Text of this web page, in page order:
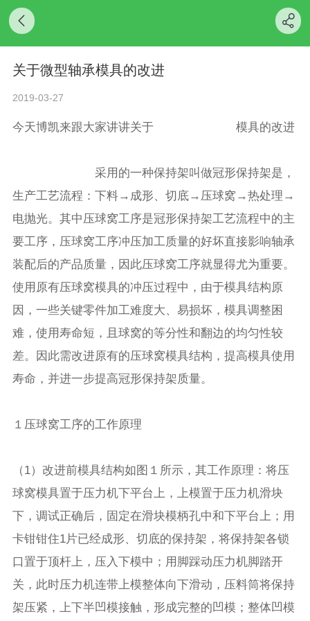
关于微型轴承模具的改进
2019-03-27
今天博凯来跟大家讲讲关于 不锈钢微型轴承模具的改进
采用的一种保持架叫做冠形保持架是，
生产工艺流程：下料→成形、切底→压球窝→热处理→
电抛光。其中压球窝工序是冠形保持架工艺流程中的主
要工序，压球窝工序冲压加工质量的好坏直接影响轴承
装配后的产品质量，因此压球窝工序就显得尤为重要。
使用原有压球窝模具的冲压过程中，由于模具结构原
因，一些关键零件加工难度大、易损坏，模具调整困
难，使用寿命短，且球窝的等分性和翻边的均匀性较
差。因此需改进原有的压球窝模具结构，提高模具使用
寿命，并进一步提高冠形保持架质量。
１压球窝工序的工作原理
（1）改进前模具结构如图１所示，其工作原理：将压
球窝模具置于压力机下平台上，上模置于压力机滑块
下，调试正确后，固定在滑块模柄孔中和下平台上；用
卡钳钳住1片已经成形、切底的保持架，将保持架各锁
口置于顶杆上，压入下模中；用脚踩动压力机脚踏开
关，此时压力机连带上模整体向下滑动，压料筒将保持
架压紧，上下半凹模接触，形成完整的凹模；整体凹模